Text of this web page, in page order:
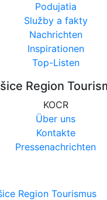
Podujatia
Služby a fakty
Nachrichten
Inspirationen
Top-Listen
Region
KOCR
Über uns
Kontakte
Pressenachrichten
Region Tourismus